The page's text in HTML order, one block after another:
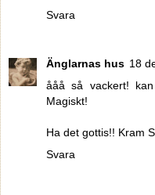
Svara
Änglarnas hus 18
ååå så vackert!
Magiskt!
Ha det gottis!! Kram
Svara